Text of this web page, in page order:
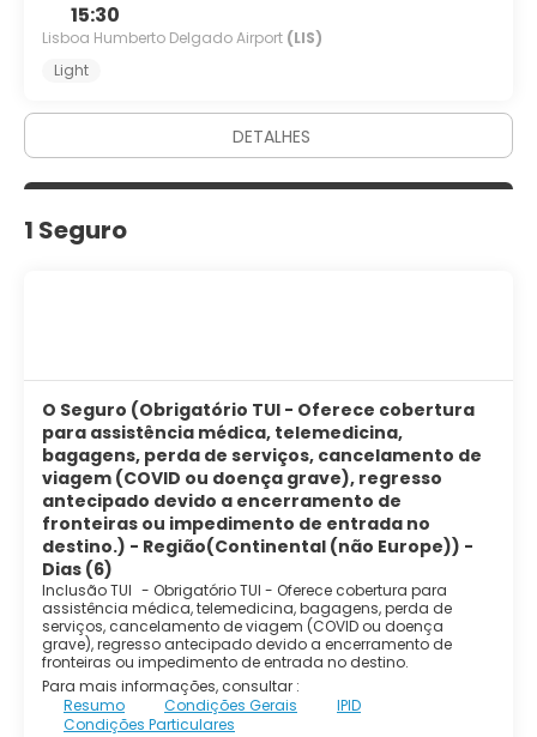
15:30
Lisboa Humberto Delgado Airport (LIS)
Light
DETALHES
1 Seguro
O Seguro (Obrigatório TUI - Oferece cobertura
para assistência médica, telemedicina,
bagagens, perda de serviços, cancelamento de
viagem (COVID ou doença grave), regresso
antecipado devido a encerramento de
fronteiras ou impedimento de entrada no
destino.) - Região(Continental (não Europe)) -
Dias (6)
Inclusão TUI - Obrigatório TUI - Oferece cobertura para
assistência médica, telemedicina, bagagens, perda de
serviços, cancelamento de viagem (COVID ou doença
grave), regresso antecipado devido a encerramento de
fronteiras ou impedimento de entrada no destino.
Para mais informações, consultar :
Resumo
Condições Gerais
IPID
Condições Particulares